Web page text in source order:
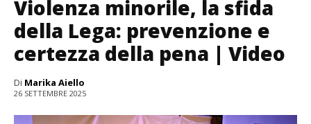
Violenza minorile, la sfida
della Lega: prevenzione e
certezza della pena | Video
Di Marika Aiello
26 SETTEMBRE 2025